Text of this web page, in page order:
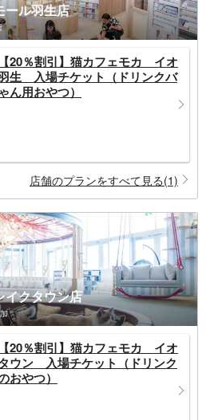
ル羽生店
20％割引】猫カフェモカ イオ
生 入場チケット（ドリンクバ
ん用おやつ）
店舗のプランをすべて見る(1)
クタウン店
20％割引】猫カフェモカ イオ
ウン 入場チケット（ドリンク
おやつ）